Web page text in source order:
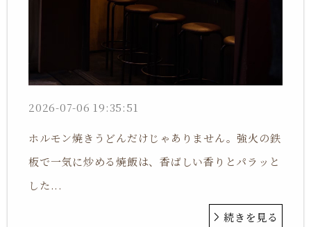
2026-07-06 19:35:51
ホルモン焼きうどんだけじゃありません。強火の鉄
板で一気に炒める焼飯は、香ばしい香りとパラッと
した...
続きを見る